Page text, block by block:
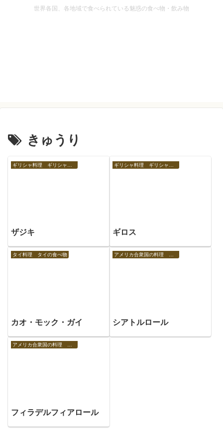
世界各国、各地域で食べられている魅惑の食べ物・飲み物
きゅうり
ザジキ ギロス
タイ料理 タイの食べ物
カオ・モック・ガイ
アメリカ合衆国の料理 アメリカの食べ物
シアトルロール
フィラデルフィアロール